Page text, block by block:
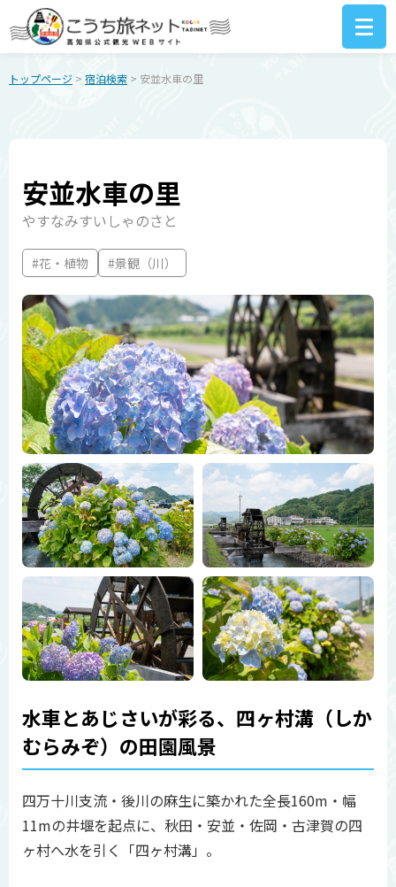
トップページ > 宿泊検索 > 安並水車の里
安並水車の里
やすなみすいしゃのさと
#花・植物 #景観（川）
水車とあじさいが彩る、四ヶ村溝（しか
むらみぞ）の田園風景
四万十川支流・後川の麻生に築かれた全長160m・幅
11mの井堰を起点に、秋田・安並・佐岡・古津賀の四
ヶ村へ水を引く「四ヶ村溝」。